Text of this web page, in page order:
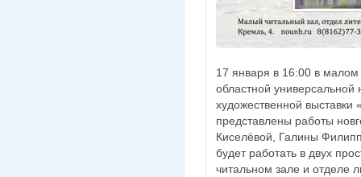
17 января в 16:00 в малом
областной универсальной
художественной
представлены работы
Киселёвой, Галины
будет работать в двух
читальном зале и отделе